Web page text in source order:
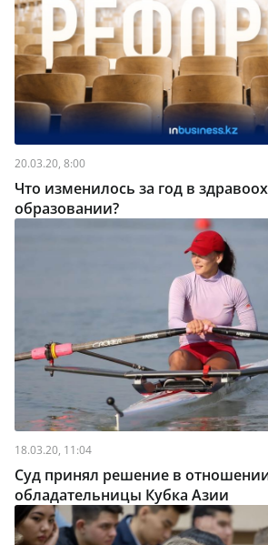
20.03.20, 8:00
Что изменилось за год в
образовании?
18.03.20, 11:04
Суд принял решение в
обладательницы Кубка Азии